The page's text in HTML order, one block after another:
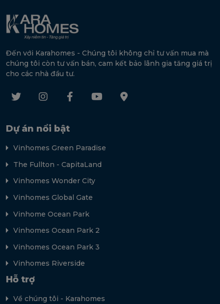
Đến với Karahomes - Chúng tôi không chỉ tư vấn mua mà
chúng tôi còn tư vấn bán, cam kết bảo lãnh gia tăng giá trị
cho các nhà đầu tư.
Dự án nổi bật
Vinhomes Green Paradise
The Fullton - CapitaLand
Vinhomes Wonder City
Vinhomes Global Gate
Vinhome Ocean Park
Vinhomes Ocean Park 2
Vinhomes Ocean Park 3
Vinhomes Riverside
Hỗ trợ
Về chúng tôi - Karahomes